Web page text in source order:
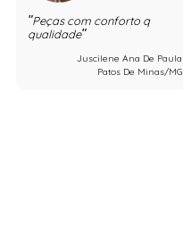
Peças com conforto q
qualidade
Juscilene Ana De Paula
Patos De Minas/MG